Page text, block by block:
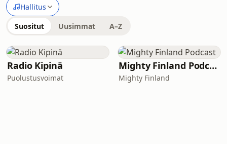
Hallitus
Suositut Uusimmat A–Z
Radio Kipinä
Puolustusvoimat
Mighty Finland Podcast
Mighty Finland